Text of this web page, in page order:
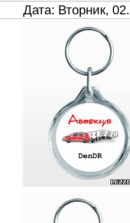
Дата: Вторник,